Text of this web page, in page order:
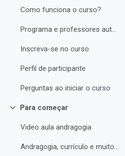
Como funciona o curso?
Programa e professores autores
Inscreva-se no curso
Perfil de participante
Perguntas ao iniciar o curso
Contrair
Para começar
Video aula andragogia
Andragogia, currículo e muito mais